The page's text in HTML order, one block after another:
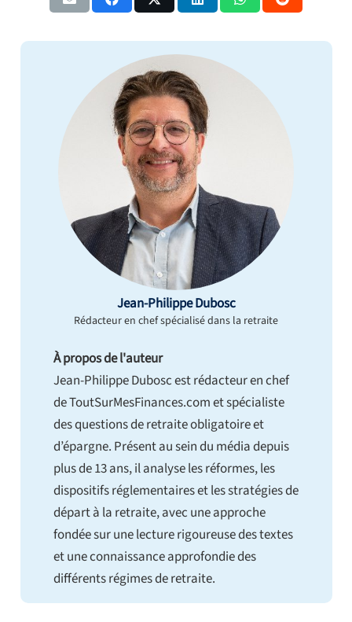
Jean-Philippe Dubosc
Rédacteur en chef spécialisé dans la retraite
À propos de l'auteur
Jean-Philippe Dubosc est rédacteur en chef
de ToutSurMesFinances.com et spécialiste
des questions de retraite obligatoire et
d’épargne. Présent au sein du média depuis
plus de 13 ans, il analyse les réformes, les
dispositifs réglementaires et les stratégies de
départ à la retraite, avec une approche
fondée sur une lecture rigoureuse des textes
et une connaissance approfondie des
différents régimes de retraite.